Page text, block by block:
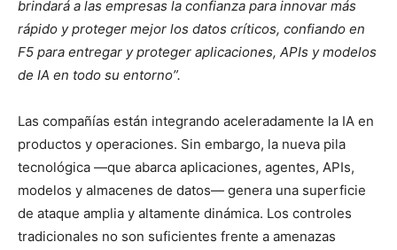
brindará a las empresas la confianza para innovar más
rápido y proteger mejor los datos críticos, confiando en
F5 para entregar y proteger aplicaciones, APIs y modelos
de IA en todo su entorno”.
Las compañías están integrando aceleradamente la IA en
productos y operaciones. Sin embargo, la nueva pila
tecnológica —que abarca aplicaciones, agentes, APIs,
modelos y almacenes de datos— genera una superficie
de ataque amplia y altamente dinámica. Los controles
tradicionales no son suficientes frente a amenazas